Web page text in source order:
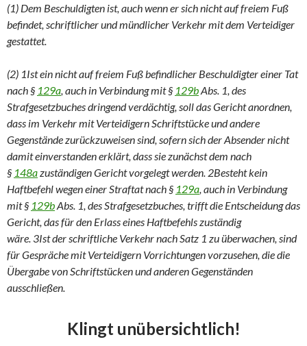
(1) Dem Beschuldigten ist, auch wenn er sich nicht auf freiem Fuß
befindet, schriftlicher und mündlicher Verkehr mit dem Verteidiger
gestattet.
(2) 1Ist ein nicht auf freiem Fuß befindlicher Beschuldigter einer Tat
nach § 129a, auch in Verbindung mit § 129bAbs. 1, des
Strafgesetzbuches dringend verdächtig, soll das Gericht anordnen,
dass im Verkehr mit Verteidigern Schriftstücke und andere
Gegenstände zurückzuweisen sind, sofern sich der Absender nicht
damit einverstanden erklärt, dass sie zunächst dem nach
§ 148azuständigen Gericht vorgelegt werden. 2Besteht kein
Haftbefehl wegen einer Straftat nach § 129a, auch in Verbindung
mit § 129bAbs. 1, des Strafgesetzbuches, trifft die Entscheidung das
Gericht, das für den Erlass eines Haftbefehls zuständig
wäre. 3Ist der schriftliche Verkehr nach Satz 1 zu überwachen, sind
für Gespräche mit Verteidigern Vorrichtungen vorzusehen, die die
Übergabe von Schriftstücken und anderen Gegenständen
ausschließen.
Klingt unübersichtlich!